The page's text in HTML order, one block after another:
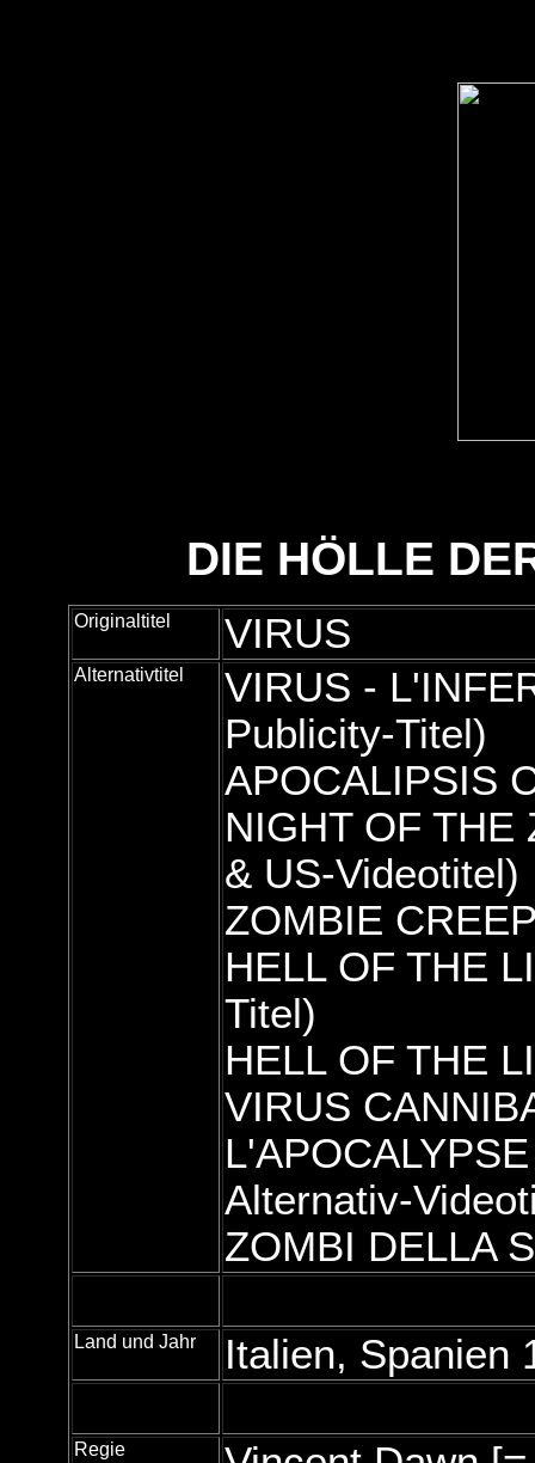
DIE HÖLLE
Originaltitel VIRUS
Alternativtitel
VIRUS -
Publicity-Titel)
APOCALIPSIS
NIGHT OF THE
& US-Videotitel)
ZOMBIE
HELL OF THE
Titel)
HELL OF THE
VIRUS
Alternativ-
ZOMBI DELLA
Land und Jahr Italien, Spanien
Regie